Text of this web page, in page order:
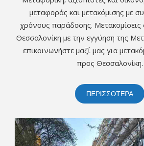
μεταφοράς και μετακόμισης με
χρόνους παράδοσης.
Θεσσαλονίκη με την εγγύηση της
επικοινωνήστε μαζί μας για
προς Θεσσαλονίκη.
ΠΕΡΙΣΣΟΤΕΡΑ